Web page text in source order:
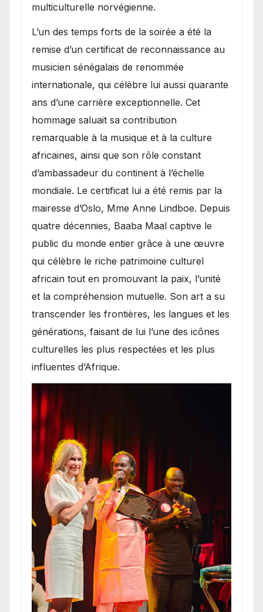
multiculturelle norvégienne.
​L’un des temps forts de la soirée a été la
remise d’un certificat de reconnaissance au
musicien sénégalais de renommée
internationale, qui célèbre lui aussi quarante
ans d’une carrière exceptionnelle. Cet
hommage saluait sa contribution
remarquable à la musique et à la culture
africaines, ainsi que son rôle constant
d’ambassadeur du continent à l’échelle
mondiale. Le certificat lui a été remis par la
mairesse d’Oslo, Mme Anne Lindboe. Depuis
quatre décennies, Baaba Maal captive le
public du monde entier grâce à une œuvre
qui célèbre le riche patrimoine culturel
africain tout en promouvant la paix, l’unité
et la compréhension mutuelle. Son art a su
transcender les frontières, les langues et les
générations, faisant de lui l’une des icônes
culturelles les plus respectées et les plus
influentes d’Afrique.